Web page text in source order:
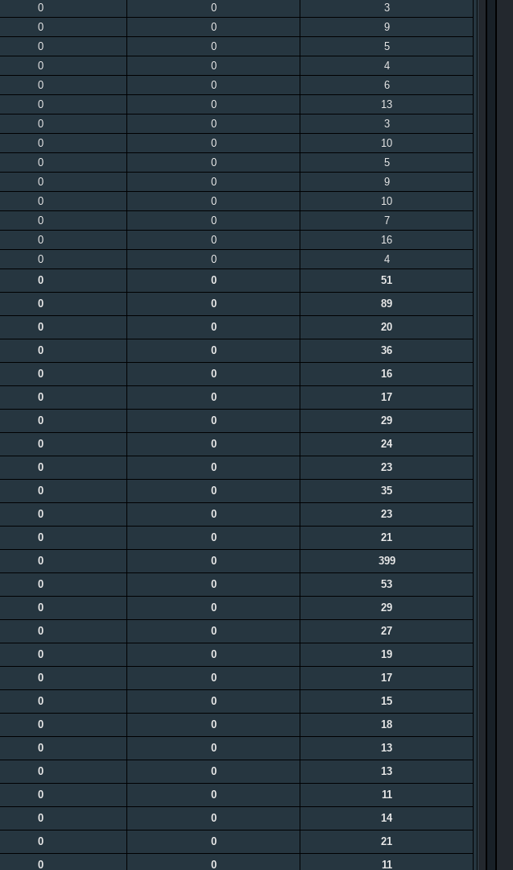
0 0
3
0 0
9
0 0
5
0 0
4
0 0
6
0 0
13
0 0
3
0 0
10
0 0
5
0 0
9
0 0
10
0 0
7
0 0
16
0 0
4
0 0 51
0 0 89
0 0 20
0 0 36
0 0 16
0 0 17
0 0 29
0 0 24
0 0 23
0 0 35
0 0 23
0 0 21
0 0 399
0 0 53
0 0 29
0 0 27
0 0 19
0 0 17
0 0 15
0 0 18
0 0 13
0 0 13
0 0 11
0 0 14
0 0 21
0 0 11